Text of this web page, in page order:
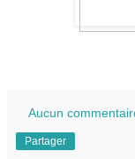
Aucun
Partager